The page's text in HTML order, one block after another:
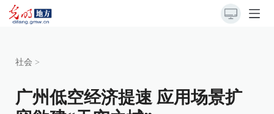
社会 >
广州低空经济提速 应用场景扩